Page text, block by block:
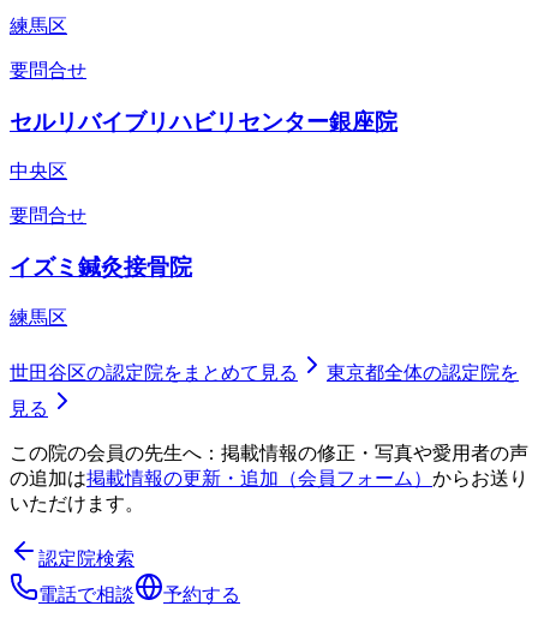
練馬区
要問合せ
セルリバイブリハビリセンター銀座院
中央区
要問合せ
イズミ鍼灸接骨院
練馬区
世田谷区の認定院をまとめて見る 東京都全体の認定院を
見る
この院の会員の先生へ：掲載情報の修正・写真や愛用者の声
の追加は掲載情報の更新・追加（会員フォーム） からお送り
いただけます。
認定院検索
電話で相談
予約する